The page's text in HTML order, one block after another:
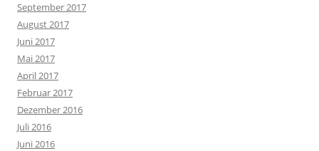
September 2017
August 2017
Juni 2017
Mai 2017
April 2017
Februar 2017
Dezember 2016
Juli 2016
Juni 2016